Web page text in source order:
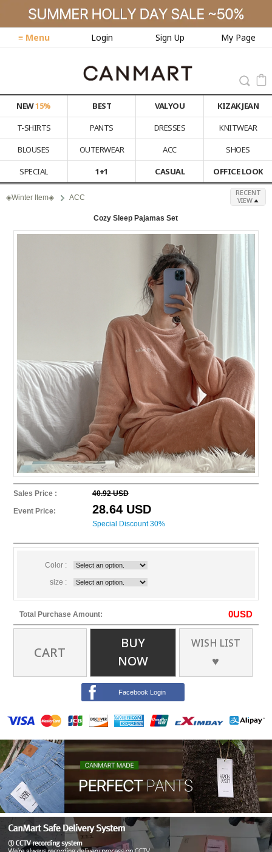
≡ Menu Login Sign Up My Page
NEW15% BEST VALYOU
KIZAK JEAN
T-SHIRTS
PANTS DRESSES
KNITWEAR
BLOUSES
OUTERWEAR ACC
SHOES
SPECIAL
1+1 CASUAL OFFICE LOOK
◈Winter Item◈ ACC
RECENT
VIEW
Cozy Sleep Pajamas Set
Sales Price : 40.92 USD
Event Price: 28.64 USD
Special Discount 30%
Color :
size :
Total Purchase Amount: 0USD
CART
BUY
NOW
WISH LIST
♥
Facebook Login